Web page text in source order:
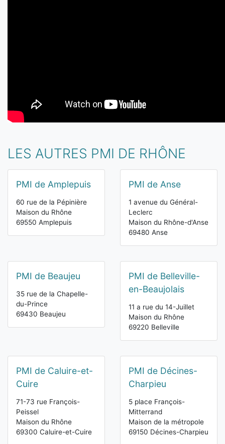
LES AUTRES PMI DE RHÔNE
PMI de Amplepuis
60 rue de la Pépinière
Maison du Rhône
69550 Amplepuis
PMI de Anse
1 avenue du Général-
Leclerc
Maison du Rhône-d'Anse
69480 Anse
PMI de Beaujeu
35 rue de la Chapelle-
du-Prince
69430 Beaujeu
PMI de Belleville-
en-Beaujolais
11 a rue du 14-Juillet
Maison du Rhône
69220 Belleville
PMI de Caluire-et-
Cuire
71-73 rue François-
Peissel
Maison du Rhône
69300 Caluire-et-Cuire
PMI de Décines-
Charpieu
5 place François-
Mitterrand
Maison de la métropole
69150 Décines-Charpieu